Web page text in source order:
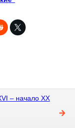
– начало XX